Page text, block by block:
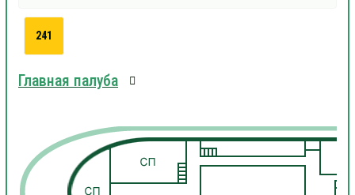
241
Главная палуба